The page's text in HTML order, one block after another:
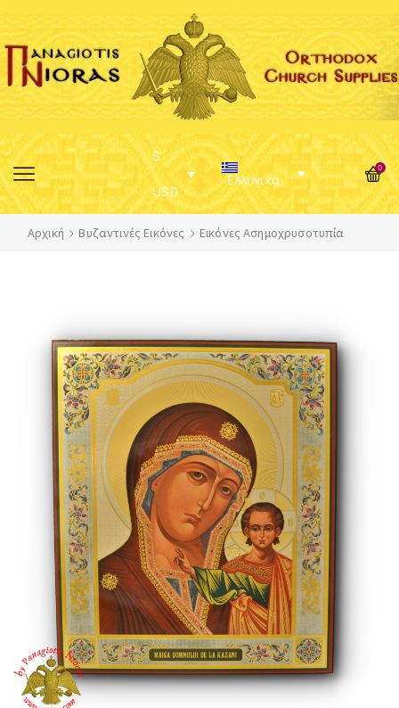
$
USD
Ελληνικά
0
Αρχική Βυζαντινές Εικόνες Εικόνες Ασημοχρυσοτυπία